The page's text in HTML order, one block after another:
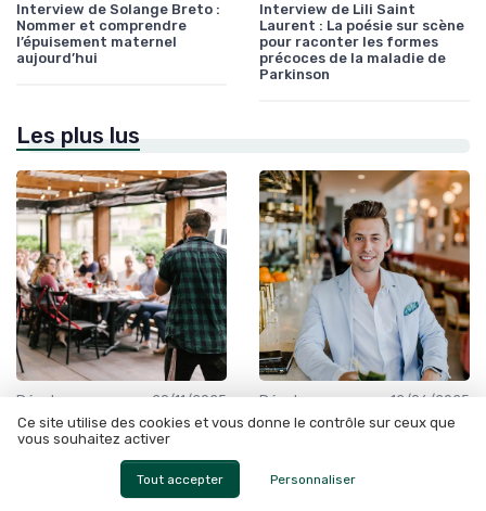
Interview de Solange Breto :
Nommer et comprendre
l’épuisement maternel
aujourd’hui
Interview de Lili Saint
Laurent : La poésie sur scène
pour raconter les formes
précoces de la maladie de
Parkinson
Les plus lus
Développement Durable et Bien-être • 29/11/2025
Comment l’horoscope
carpediem peut inspirer
votre bien-être au quotidien
Développement Durable et Bien-être • 12/06/2025
Whirlpool power clean 6th
votre vaisselle
Ce site utilise des cookies et vous donne le contrôle sur ceux que
vous souhaitez activer
Tout accepter Personnaliser